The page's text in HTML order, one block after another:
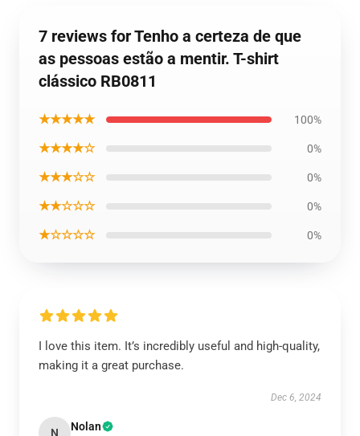
7 reviews for Tenho a certeza de que
as pessoas estão a mentir. T-shirt
clássico RB0811
★★★★★ 100%
★★★★☆ 0%
★★★☆☆ 0%
★★☆☆☆ 0%
★☆☆☆☆ 0%
I love this item. It’s incredibly useful and high-quality,
making it a great purchase.
Dec 6, 2024
N Nolan